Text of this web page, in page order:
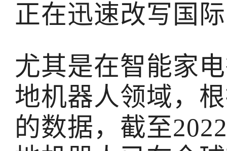
正在迅速改写国
尤其是在智能家
地机器人领域，
的数据，截至